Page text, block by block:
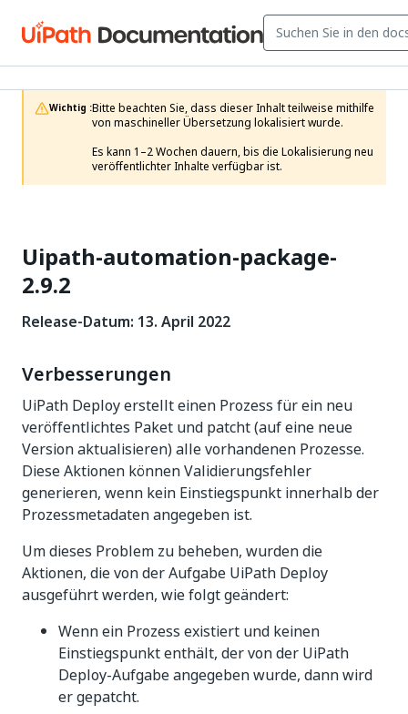
Wichtig :Bitte beachten Sie, dass dieser Inhalt teilweise mithilfe
von maschineller Übersetzung lokalisiert wurde.
Es kann 1–2 Wochen dauern, bis die Lokalisierung neu
veröffentlichter Inhalte verfügbar ist.
Uipath-automation-package-
2.9.2
Release-Datum: 13. April 2022
Verbesserungen
UiPath Deploy erstellt einen Prozess für ein neu
veröffentlichtes Paket und patcht (auf eine neue
Version aktualisieren) alle vorhandenen Prozesse.
Diese Aktionen können Validierungsfehler
generieren, wenn kein Einstiegspunkt innerhalb der
Prozessmetadaten angegeben ist.
Um dieses Problem zu beheben, wurden die
Aktionen, die von der Aufgabe UiPath Deploy
ausgeführt werden, wie folgt geändert:
Wenn ein Prozess existiert und keinen
Einstiegspunkt enthält, der von der UiPath
Deploy-Aufgabe angegeben wurde, dann wird
er gepatcht.